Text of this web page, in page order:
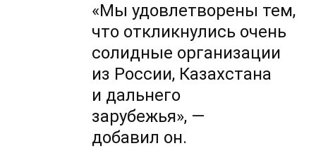
«Мы удовлетворены тем,
что откликнулись очень
солидные организации
из России, Казахстана
и дальнего
зарубежья», —
добавил он.